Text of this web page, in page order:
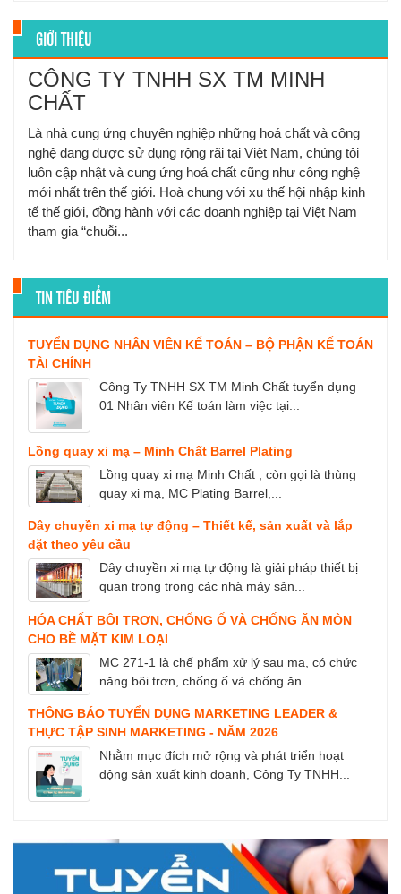
GIỚI THIỆU
CÔNG TY TNHH SX TM MINH
CHẤT
Là nhà cung ứng chuyên nghiệp những hoá chất và công
nghệ đang được sử dụng rộng rãi tại Việt Nam, chúng tôi
luôn cập nhật và cung ứng hoá chất cũng như công nghệ
mới nhất trên thế giới. Hoà chung với xu thế hội nhập kinh
tế thế giới, đồng hành với các doanh nghiệp tại Việt Nam
tham gia “chuỗi...
TIN TIÊU ĐIỂM
TUYỂN DỤNG NHÂN VIÊN KẾ TOÁN – BỘ PHẬN KẾ TOÁN
TÀI CHÍNH
Công Ty TNHH SX TM Minh Chất tuyển dụng
01 Nhân viên Kế toán làm việc tại...
Lồng quay xi mạ – Minh Chất Barrel Plating
Lồng quay xi mạ Minh Chất , còn gọi là thùng
quay xi mạ, MC Plating Barrel,...
Dây chuyền xi mạ tự động – Thiết kế, sản xuất và lắp
đặt theo yêu cầu
Dây chuyền xi mạ tự động là giải pháp thiết bị
quan trọng trong các nhà máy sản...
HÓA CHẤT BÔI TRƠN, CHỐNG Ố VÀ CHỐNG ĂN MÒN
CHO BỀ MẶT KIM LOẠI
MC 271-1 là chế phẩm xử lý sau mạ, có chức
năng bôi trơn, chống ố và chống ăn...
THÔNG BÁO TUYỂN DỤNG MARKETING LEADER &
THỰC TẬP SINH MARKETING - NĂM 2026
Nhằm mục đích mở rộng và phát triển hoạt
động sản xuất kinh doanh, Công Ty TNHH...